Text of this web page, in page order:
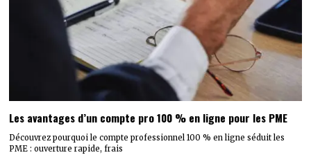
Les avantages d’un compte pro 100 % en ligne pour les PME
Découvrez pourquoi le compte professionnel 100 % en ligne séduit les
PME : ouverture rapide, frais